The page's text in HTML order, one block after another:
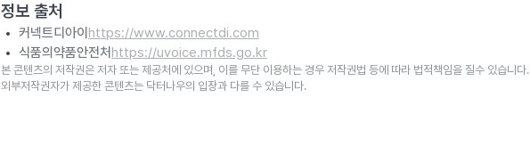
정보 출처
커넥트디아이 https://www.connectdi.com
식품의약품안전처 https://uvoice.mfds.go.kr
본 콘텐츠의 저작권은 저자 또는 제공처에 있으며, 이를 무단 이용하는 경우 저작권법 등에 따라 법적책임을 질수 있습니다.
외부저작권자가 제공한 콘텐츠는 닥터나우의 입장과 다를 수 있습니다.